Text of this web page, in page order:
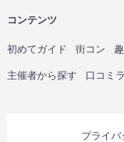
コンテンツ
初めてガイド 街コン
主催者から探す 口コミ
プライバ